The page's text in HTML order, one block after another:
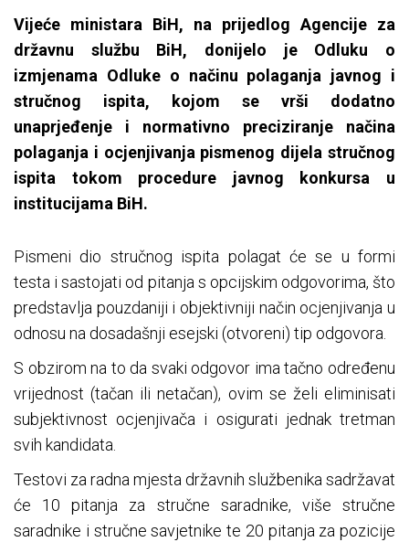
Vijeće ministara BiH, na prijedlog Agencije za
državnu službu BiH, donijelo je Odluku o
izmjenama Odluke o načinu polaganja javnog i
stručnog ispita, kojom se vrši dodatno
unaprjeđenje i normativno preciziranje načina
polaganja i ocjenjivanja pismenog dijela stručnog
ispita tokom procedure javnog konkursa u
institucijama BiH.
Pismeni dio stručnog ispita polagat će se u formi
testa i sastojati od pitanja s opcijskim odgovorima, što
predstavlja pouzdaniji i objektivniji način ocjenjivanja u
odnosu na dosadašnji esejski (otvoreni) tip odgovora.
S obzirom na to da svaki odgovor ima tačno određenu
vrijednost (tačan ili netačan), ovim se želi eliminisati
subjektivnost ocjenjivača i osigurati jednak tretman
svih kandidata.
Testovi za radna mjesta državnih službenika sadržavat
će 10 pitanja za stručne saradnike, više stručne
saradnike i stručne savjetnike te 20 pitanja za pozicije